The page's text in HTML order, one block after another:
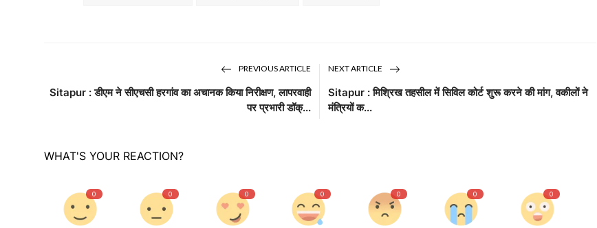
PREVIOUS ARTICLE
Sitapur : डीएम ने सीएचसी हरगांव का अचानक किया निरीक्षण, लापरवाही
पर प्रभारी डॉक्...
NEXT ARTICLE
Sitapur : मिश्रिख तहसील में सिविल कोर्ट शुरू करने की मांग, वकीलों ने
मंत्रियों क...
WHAT'S YOUR REACTION?
0 0 0 0 0 0 0